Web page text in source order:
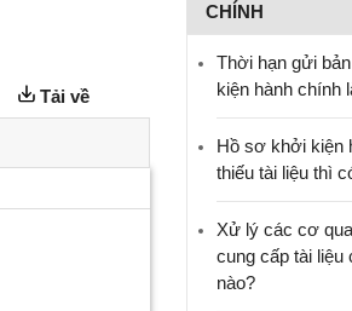
Tải về
CHÍNH
Thời hạn gửi
kiện hành chính
Hồ sơ khởi kiện
thiếu tài liệu thì
Xử lý các cơ
cung cấp tài liệu
nào?